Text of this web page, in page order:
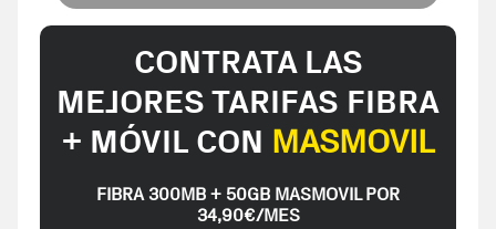
CONTRATA LAS
MEJORES TARIFAS FIBRA
+ MÓVIL CON MASMOVIL
FIBRA 300MB + 50GB MASMOVIL POR
34,90€/MES